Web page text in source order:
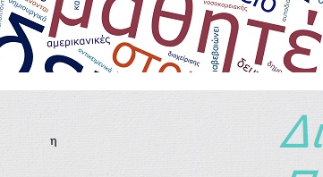
Ειδικοτήτων ΠΕ11, ΠΕ06
- 2019
22 η
/26-07-2018 Πράξη του χαρακτηρίζει
δήλωσή τους, τους εκπαιδευτικούς